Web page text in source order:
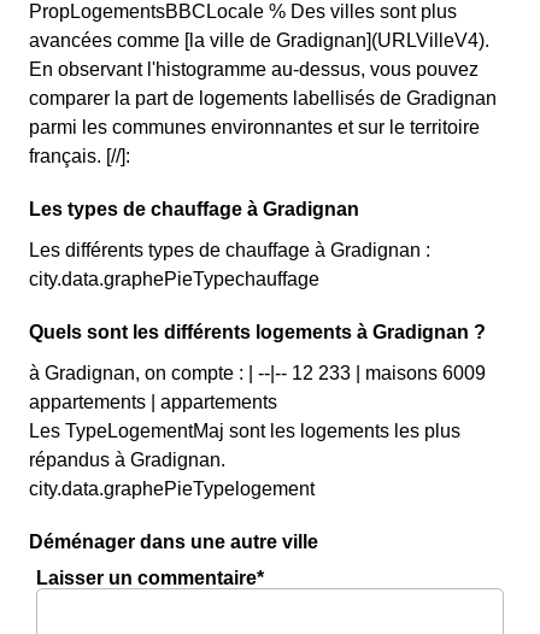
PropLogementsBBCLocale % Des villes sont plus
avancées comme [la ville de Gradignan](URLVilleV4).
En observant l'histogramme au-dessus, vous pouvez
comparer la part de logements labellisés de Gradignan
parmi les communes environnantes et sur le territoire
français. [//]:
Les types de chauffage à Gradignan
Les différents types de chauffage à Gradignan :
city.data.graphePieTypechauffage
Quels sont les différents logements à Gradignan ?
à Gradignan, on compte : | --|-- 12 233 | maisons 6009
appartements | appartements
Les TypeLogementMaj sont les logements les plus
répandus à Gradignan.
city.data.graphePieTypelogement
Déménager dans une autre ville
Laisser un commentaire*